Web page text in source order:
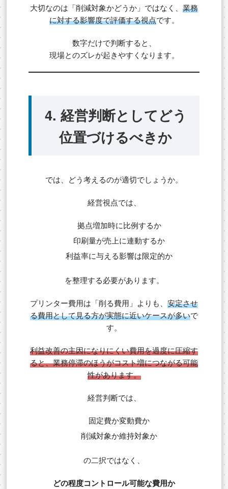
大切なのは「削減対象かどうか」ではなく、 業務
に対する影響度で評価する視点です。
数字だけで判断すると、
現場とのズレが起きやすくなります。
4. 経営判断としてどう
位置づけるべきか
では、どう考えるのが適切でしょうか。
経営視点では、
拠点増加時に比例するか
印刷量が売上に連動するか
利益率に与える影響は限定的か
を整理する必要があります。
プリンター費用は「削る費用」よりも、 安定させ
る費用として見る方が実態に近いケースが多いで
す。
利益改善の主因になりにくい費用を過度に圧縮す
ると、業務停滞のほうがコスト増につながる可能
性があります。
経営判断では、
固定費か変動費か
削減対象か維持対象か
の二択ではなく、
どの程度コントロール可能な費用か